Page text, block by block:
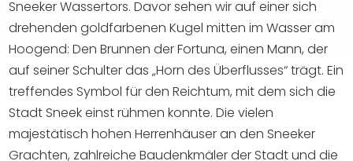
Sneeker Wassertors. Davor sehen wir auf einer sich
drehenden goldfarbenen Kugel mitten im Wasser am
Hoogend: Den Brunnen der Fortuna, einen Mann, der
auf seiner Schulter das „Horn des Überflusses“ trägt. Ein
treffendes Symbol für den Reichtum, mit dem sich die
Stadt Sneek einst rühmen konnte. Die vielen
majestätisch hohen Herrenhäuser an den Sneeker
Grachten, zahlreiche Baudenkmäler der Stadt und die